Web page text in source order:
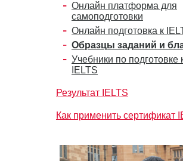
Онлайн платформа для
самоподготовки
Онлайн подготовка к
Образцы заданий и
Учебники по подготовке
IELTS
Результат IELTS
Как применить сертификат